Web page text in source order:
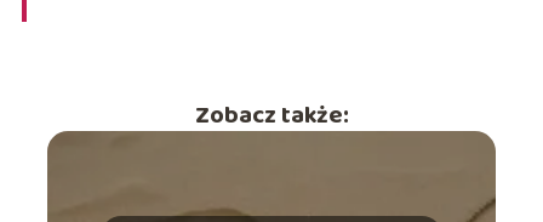
Zobacz także: